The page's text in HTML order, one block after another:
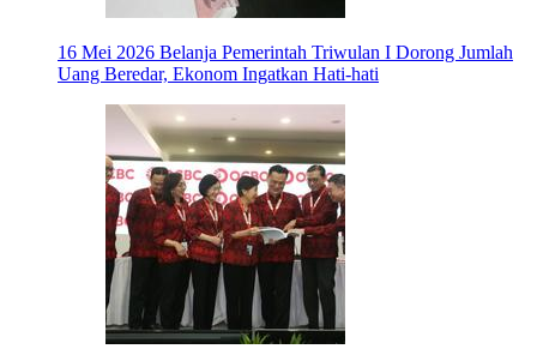
16 Mei 2026 Belanja Pemerintah Triwulan I Dorong Jumlah
Uang Beredar, Ekonom Ingatkan Hati-hati